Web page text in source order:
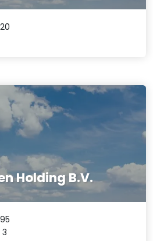
Holding B.V.